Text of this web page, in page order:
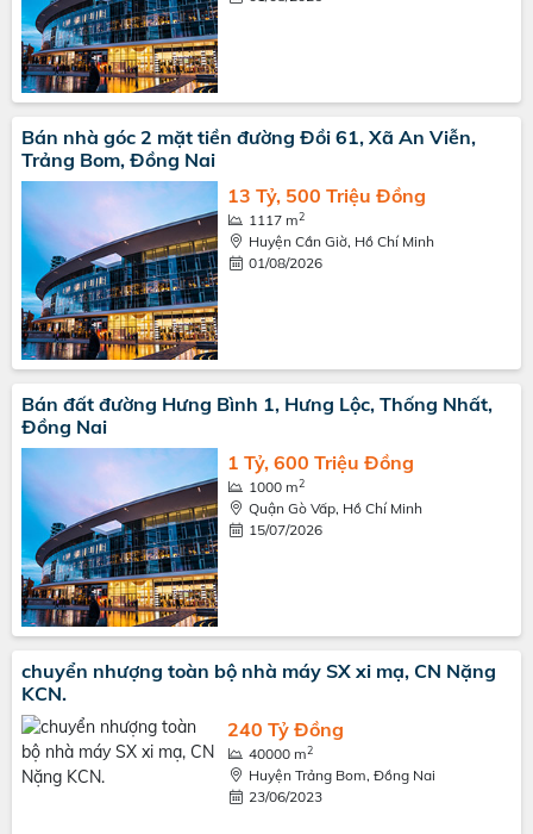
Bán nhà góc 2 mặt tiền đường Đồi 61, Xã An Viễn,
Trảng Bom, Đồng Nai
13 Tỷ, 500 Triệu Đồng
1117 m2
Huyện Cần Giờ, Hồ Chí Minh
01/08/2026
Bán đất đường Hưng Bình 1, Hưng Lộc, Thống Nhất,
Đồng Nai
1 Tỷ, 600 Triệu Đồng
1000 m2
Quận Gò Vấp, Hồ Chí Minh
15/07/2026
chuyển nhượng toàn bộ nhà máy SX xi mạ, CN Nặng
KCN.
240 Tỷ Đồng
40000 m2
Huyện Trảng Bom, Đồng Nai
23/06/2023